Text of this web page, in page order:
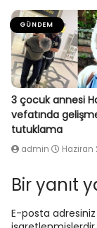
GÜNDEM
3 çocuk annesi
vefatında
tutuklama
admin Haziran
Bir yanıt
E-posta